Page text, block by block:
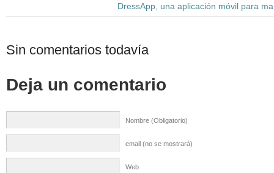
DressApp, una aplicación móvil para
Sin comentarios todavía
Deja un comentario
Nombre (Obligatorio)
email (no se mostrará)
Web